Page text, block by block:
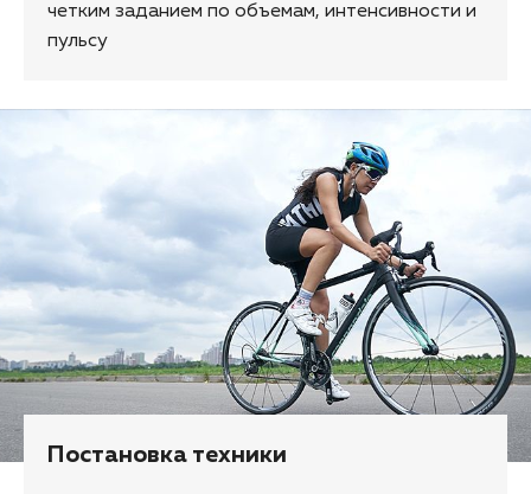
четким заданием по объемам, интенсивности и
пульсу
Постановка техники